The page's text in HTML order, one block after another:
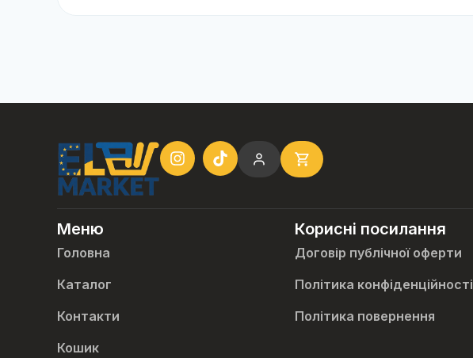
Меню
Головна
Каталог
Контакти
Кошик
Корисні посилання
Договір публічної оферти
Політика конфіденційності
Політика повернення